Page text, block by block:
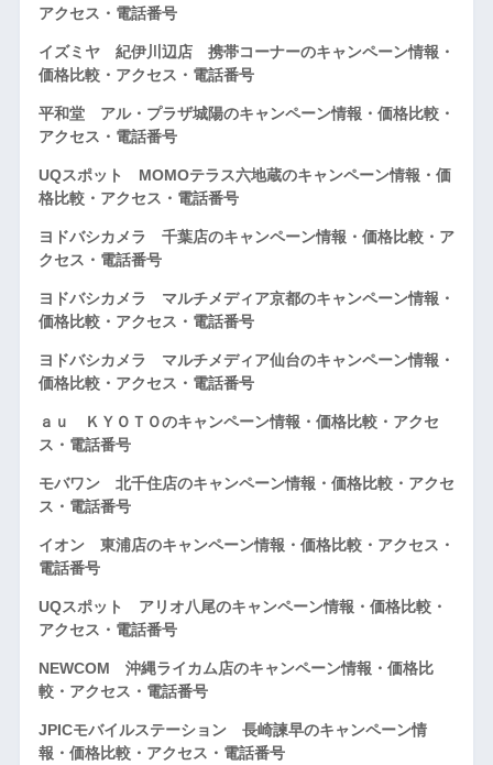
アクセス・電話番号
イズミヤ 紀伊川辺店 携帯コーナーのキャンペーン情報・
価格比較・アクセス・電話番号
平和堂 アル・プラザ城陽のキャンペーン情報・価格比較・
アクセス・電話番号
UQスポット MOMOテラス六地蔵のキャンペーン情報・価
格比較・アクセス・電話番号
ヨドバシカメラ 千葉店のキャンペーン情報・価格比較・ア
クセス・電話番号
ヨドバシカメラ マルチメディア京都のキャンペーン情報・
価格比較・アクセス・電話番号
ヨドバシカメラ マルチメディア仙台のキャンペーン情報・
価格比較・アクセス・電話番号
ａｕ ＫＹＯＴＯのキャンペーン情報・価格比較・アクセ
ス・電話番号
モバワン 北千住店のキャンペーン情報・価格比較・アクセ
ス・電話番号
イオン 東浦店のキャンペーン情報・価格比較・アクセス・
電話番号
UQスポット アリオ八尾のキャンペーン情報・価格比較・
アクセス・電話番号
NEWCOM 沖縄ライカム店のキャンペーン情報・価格比
較・アクセス・電話番号
JPICモバイルステーション 長崎諫早のキャンペーン情
報・価格比較・アクセス・電話番号